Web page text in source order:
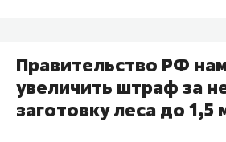
Правительство РФ
увеличить штраф за
заготовку леса до 1,5